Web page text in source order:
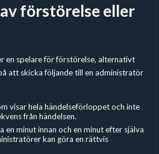
förstörelse eller
en spelare för förstörelse, alternativt
att skicka följande till en administratör
visar hela händelseförloppet och inte
från händelsen.
en minut innan och en minut efter själva
kan göra en rättvis